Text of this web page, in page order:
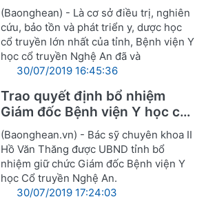
(Baonghean) - Là cơ sở điều trị, nghiên
cứu, bảo tồn và phát triển y, dược học
cổ truyền lớn nhất của tỉnh, Bệnh viện Y
học cổ truyền Nghệ An đã và
30/07/2019 16:45:36
Trao quyết định bổ nhiệm
Giám đốc Bệnh viện Y học cổ
truyền Nghệ An
(Baonghean.vn) - Bác sỹ chuyên khoa II
Hồ Văn Thăng được UBND tỉnh bổ
nhiệm giữ chức Giám đốc Bệnh viện Y
học Cổ truyền Nghệ An.
30/07/2019 17:24:03